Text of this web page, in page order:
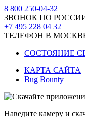
8 800 250-04-32
ЗВОНОК ПО
+7 495 228 04 32
ТЕЛЕФОН В
СОСТОЯНИЕ
КАРТА САЙТА
Bug Bounty
Наведите камеру и